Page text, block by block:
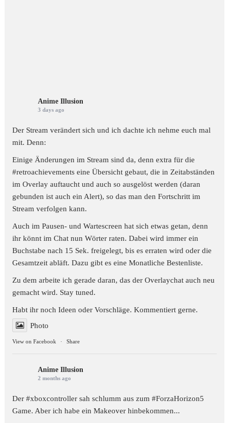
Anime Illusion
3 days ago
Der Stream verändert sich und ich dachte ich nehme euch mal
mit. Denn:
Einige Änderungen im Stream sind da, denn extra für die
#retroachievements eine Übersicht gebaut, die in Zeitabständen
im Overlay auftaucht und auch so ausgelöst werden (daran
gebunden ist auch ein Alert), so das man den Fortschritt im
Stream verfolgen kann.
Auch im Pausen- und Wartescreen hat sich etwas getan, denn
ihr könnt im Chat nun Wörter raten. Dabei wird immer ein
Buchstabe nach 15 Sek. freigelegt, bis es erraten wird oder die
Gesamtzeit abläft. Dazu gibt es eine Monatliche Bestenliste.
Zu dem arbeite ich gerade daran, das der Overlaychat auch neu
gemacht wird. Stay tuned.
Habt ihr noch Ideen oder Vorschläge. Kommentiert gerne.
Photo
View on Facebook · Share
Anime Illusion
2 months ago
Der #xboxcontroller sah schlumm aus zum#ForzaHorizon5
Game. Aber ich habe ein Makeover hinbekommen...